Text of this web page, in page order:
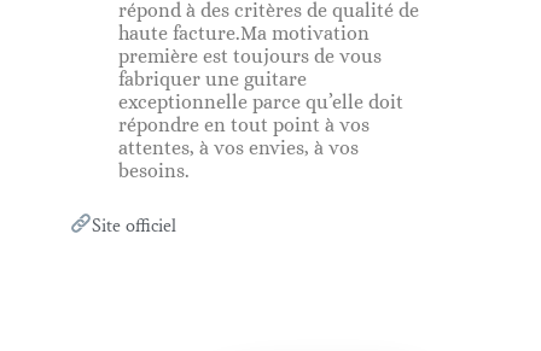
répond à des critères de qualité de
haute facture.Ma motivation
première est toujours de vous
fabriquer une guitare
exceptionnelle parce qu’elle doit
répondre en tout point à vos
attentes, à vos envies, à vos
besoins.
Site officiel